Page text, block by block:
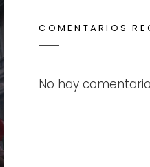
COMENTARIOS
No hay